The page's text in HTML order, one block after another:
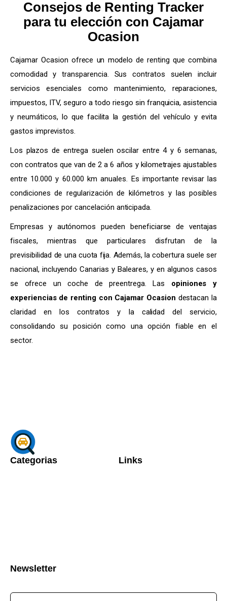
Consejos de Renting Tracker
para tu elección con Cajamar
Ocasion
Cajamar Ocasion ofrece un modelo de renting que combina
comodidad y transparencia. Sus contratos suelen incluir
servicios esenciales como mantenimiento, reparaciones,
impuestos, ITV, seguro a todo riesgo sin franquicia, asistencia
y neumáticos, lo que facilita la gestión del vehículo y evita
gastos imprevistos.
Los plazos de entrega suelen oscilar entre 4 y 6 semanas,
con contratos que van de 2 a 6 años y kilometrajes ajustables
entre 10.000 y 60.000 km anuales. Es importante revisar las
condiciones de regularización de kilómetros y las posibles
penalizaciones por cancelación anticipada.
Empresas y autónomos pueden beneficiarse de ventajas
fiscales, mientras que particulares disfrutan de la
previsibilidad de una cuota fija. Además, la cobertura suele ser
nacional, incluyendo Canarias y Baleares, y en algunos casos
se ofrece un coche de preentrega. Las opiniones y
experiencias de renting con Cajamar Ocasion destacan la
claridad en los contratos y la calidad del servicio,
consolidando su posición como una opción fiable en el
sector.
Categorias Links
Newsletter